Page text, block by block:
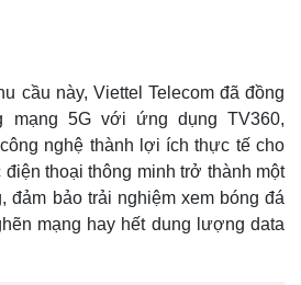
cầu này, Viettel Telecom đã đồng
mạng 5G với ứng dụng TV360,
nghệ thành lợi ích thực tế cho
điện thoại thông minh trở thành một
đảm bảo trải nghiệm xem bóng đá
mạng hay hết dung lượng data